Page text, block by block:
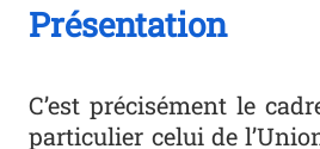
Présentation
C’est précisément le
particulier celui de